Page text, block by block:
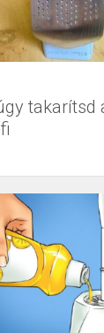
takarítsd